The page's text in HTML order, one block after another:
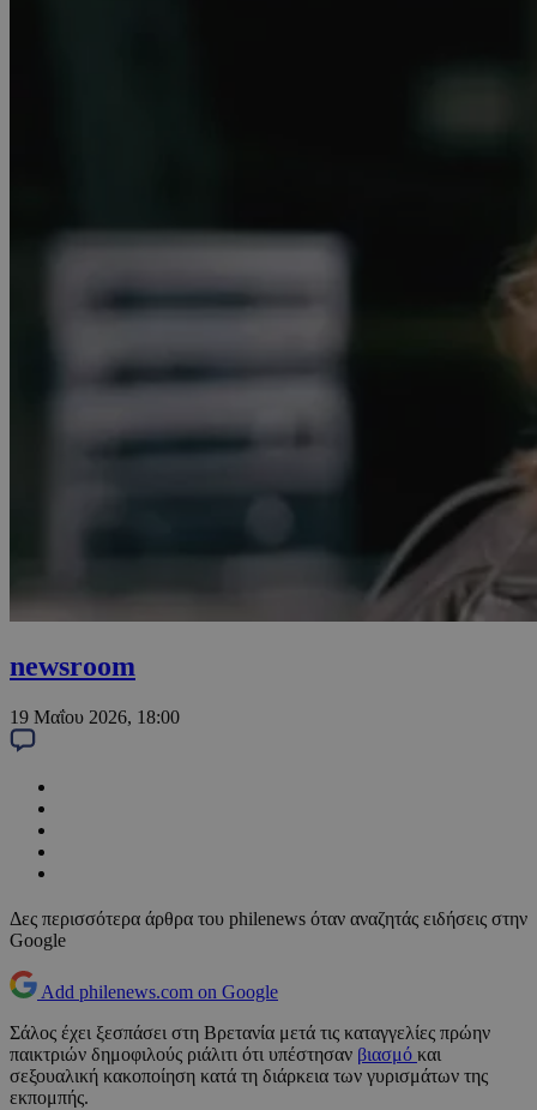
newsroom
19 Μαΐου 2026, 18:00
Δες περισσότερα άρθρα του philenews όταν αναζητάς ειδήσεις στην
Google
Add philenews.com on Google
Σάλος έχει ξεσπάσει στη Βρετανία μετά τις καταγγελίες πρώην
παικτριών δημοφιλούς ριάλιτι ότι υπέστησαν βιασμό και
σεξουαλική κακοποίηση κατά τη διάρκεια των γυρισμάτων της
εκπομπής.